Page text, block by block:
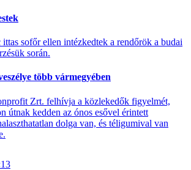
sofőr ellen intézkedtek a rendőrök a budai
során.
több vármegyében
Zrt. felhívja a közlekedők figyelmét,
útnak kedden az ónos esővel érintett
dolga van, és téligumival van